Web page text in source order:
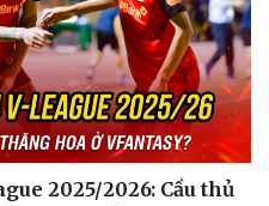
2025/2026: Cầu thủ